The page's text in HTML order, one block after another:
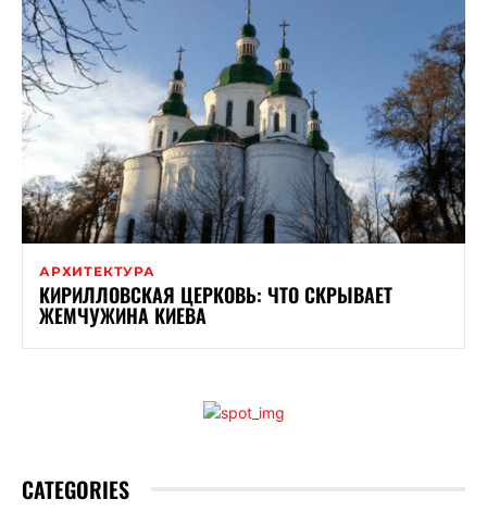
АРХИТЕКТУРА
КИРИЛЛОВСКАЯ ЦЕРКОВЬ: ЧТО СКРЫВАЕТ
ЖЕМЧУЖИНА КИЕВА
CATEGORIES